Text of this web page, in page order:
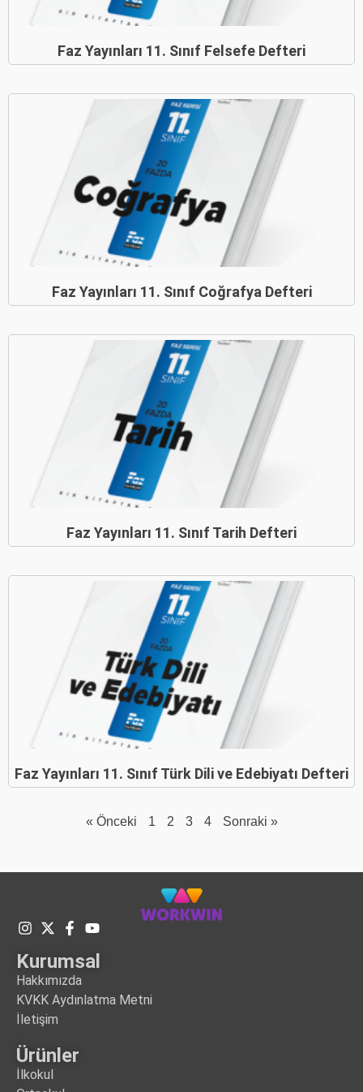
Faz Yayınları 11. Sınıf Felsefe Defteri
Faz Yayınları 11. Sınıf Coğrafya Defteri
Faz Yayınları 11. Sınıf Tarih Defteri
Faz Yayınları 11. Sınıf Türk Dili ve Edebiyatı Defteri
« Önceki 1 2 3 4 Sonraki »
Kurumsal
Hakkımızda
KVKK Aydınlatma Metni
İletişim
Ürünler
İlkokul